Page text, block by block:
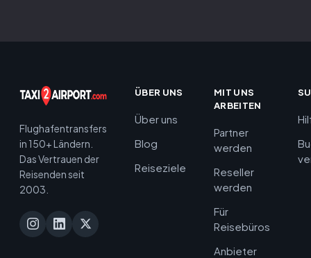
Flughafentransfers
in 150+ Ländern.
Das Vertrauen der
Reisenden seit
2003.
ÜBER UNS
Über uns
Blog
Reiseziele
MIT UNS
ARBEITEN
Partner
werden
Reseller
werden
Für
Reisebüros
Anbieter